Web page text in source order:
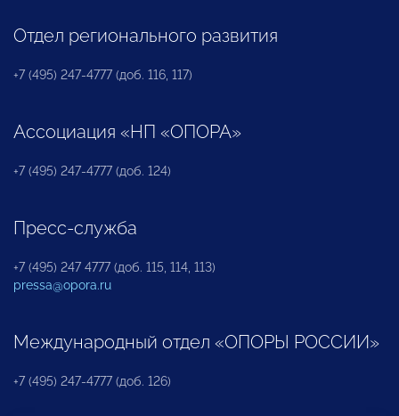
Отдел регионального развития
+7 (495) 247-4777 (доб. 116, 117)
Ассоциация «НП «ОПОРА»
+7 (495) 247-4777 (доб. 124)
Пресс-служба
+7 (495) 247 4777 (доб. 115, 114, 113)
pressa@opora.ru
Международный отдел «ОПОРЫ РОССИИ»
+7 (495) 247-4777 (доб. 126)